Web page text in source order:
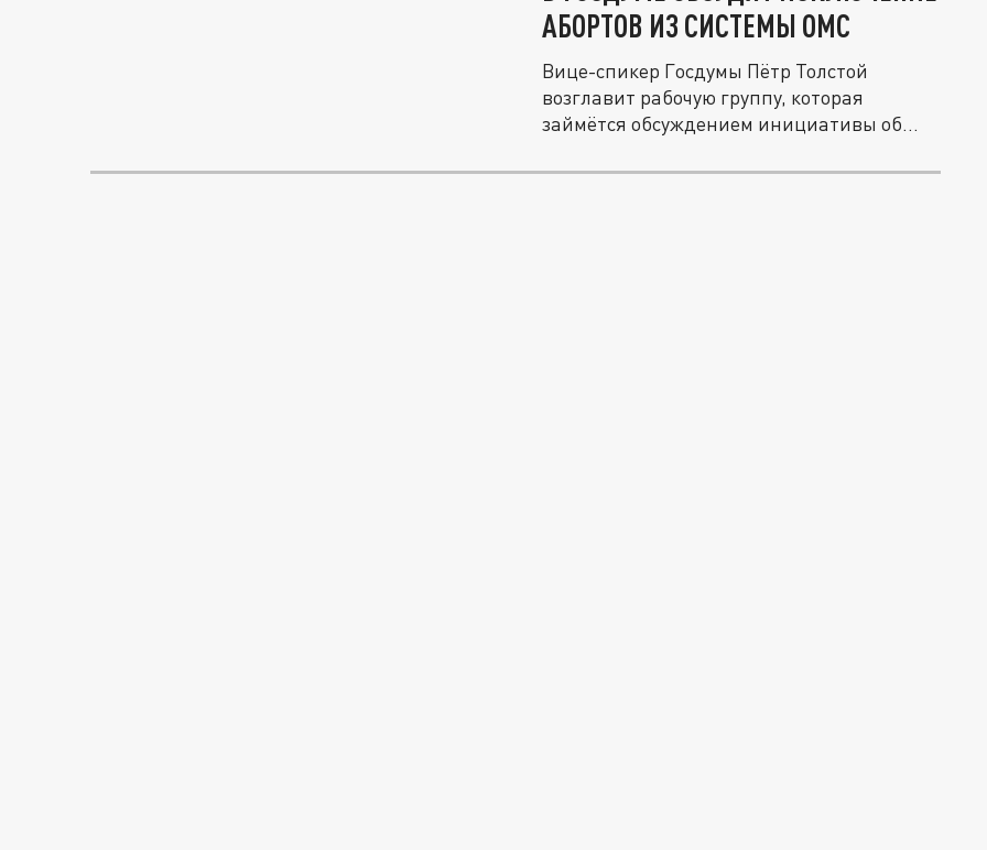
АБОРТОВ ИЗ СИСТЕМЫ ОМС
Вице-спикер Госдумы Пётр Толстой
возглавит рабочую группу, которая
займётся обсуждением инициативы об...